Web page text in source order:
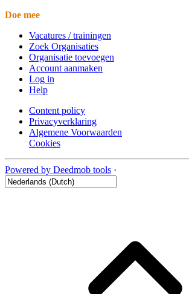
Doe mee
Vacatures / trainingen
Zoek Organisaties
Organisatie toevoegen
Account aanmaken
Log in
Help
Content policy
Privacyverklaring
Algemene Voorwaarden
Cookies
Powered by Deedmob tools ·